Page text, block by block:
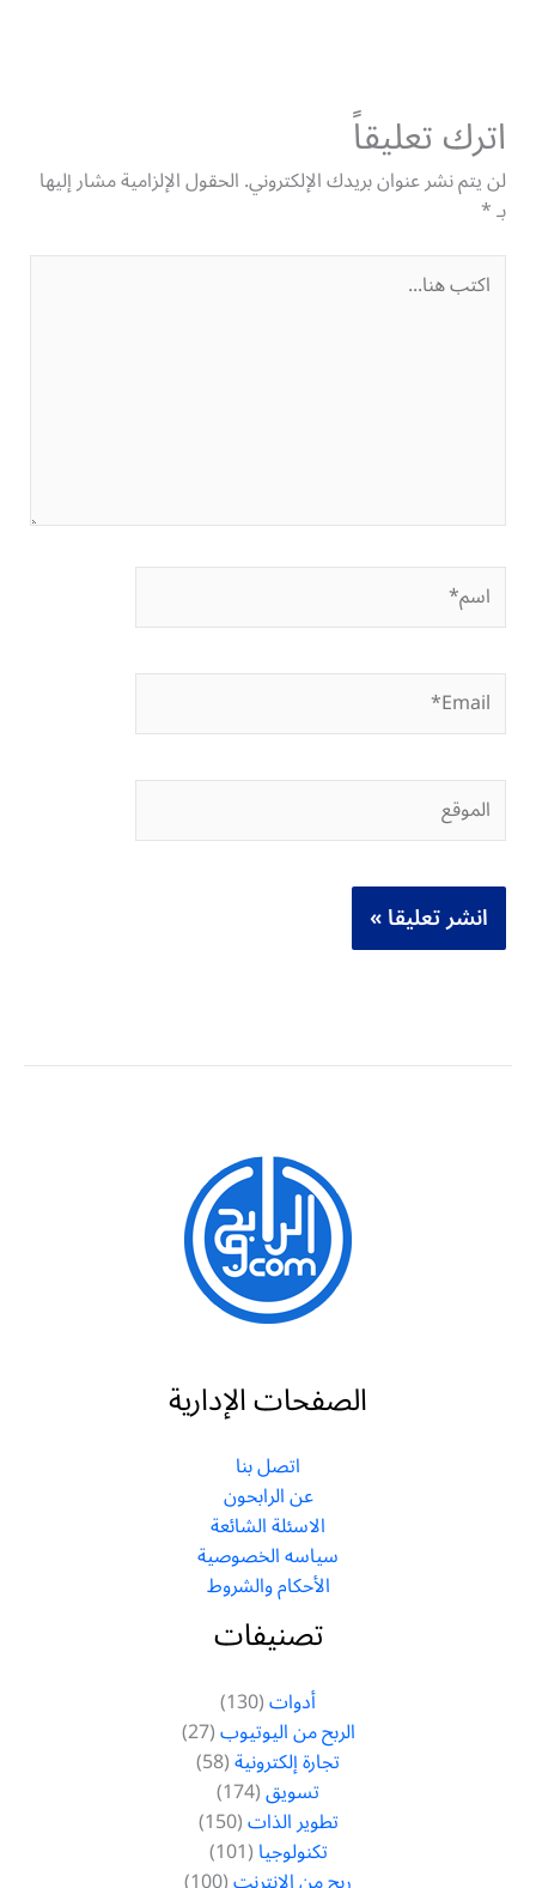
اترك تعليقاً
لن يتم نشر عنوان بريدك الإلكتروني.الحقول الإلزامية مشار إليها
بـ*
اكتب
هنا...
اسم*
Email*
الموقع
الصفحات الإدارية
اتصل بنا
عن الرابحون
الاسئلة الشائعة
سياسه الخصوصية
الأحكام والشروط
تصنيفات
أدوات(130)
الربح من اليوتيوب(27)
تجارة إلكترونية(58)
تسويق(174)
تطوير الذات(150)
تكنولوجيا(101)